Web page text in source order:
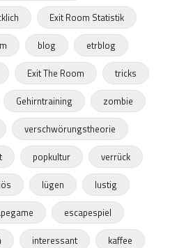
Exit Room Statistik
blog
etrblog
Exit The Room
tricks
Gehirntraining
zombie
verschwörungstheorie
popkultur
verrück
lügen
lustig
escapespiel
interessant
kaffee